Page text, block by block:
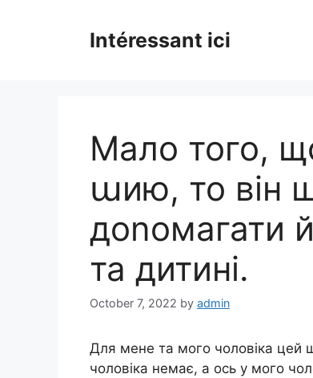
Intéressant ici
Мало того,
աию, то він
доnомагати
та дитині.
October 7, 2022 by admin
Для мене та мого чоловіка
чоловіка немає, а ось у мого